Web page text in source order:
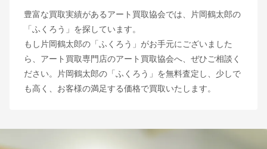
豊富な買取実績があるアート買取協会では、片岡鶴太郎の
「ふくろう」を探しています。
もし片岡鶴太郎の「ふくろう」がお手元にございました
ら、アート買取専門店のアート買取協会へ、ぜひご相談く
ださい。片岡鶴太郎の「ふくろう」を無料査定し、少しで
も高く、お客様の満足する価格で買取いたします。